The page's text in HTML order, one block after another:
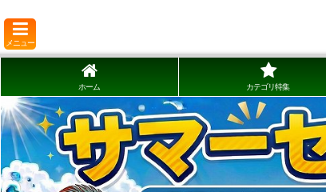
メニュー
ホーム カテゴリ特集